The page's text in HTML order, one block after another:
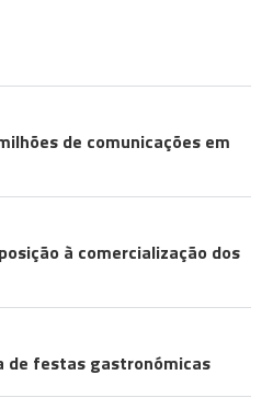
de comunicações em
à comercialização dos
de festas gastronómicas